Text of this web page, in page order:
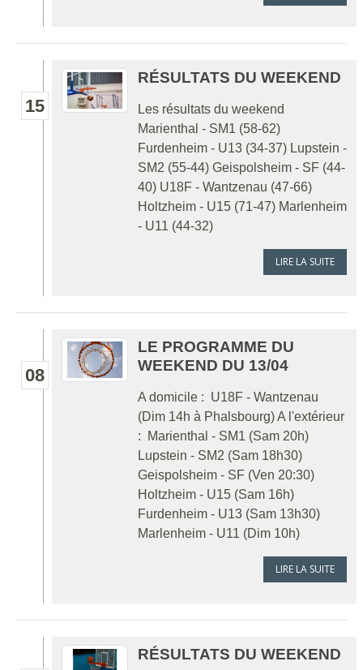
15
RÉSULTATS DU WEEKEND
Les résultats du weekend
Marienthal - SM1 (58-62)
Furdenheim - U13 (34-37) Lupstein -
SM2 (55-44) Geispolsheim - SF (44-
40) U18F - Wantzenau (47-66)
Holtzheim - U15 (71-47) Marlenheim
- U11 (44-32)
LIRE LA SUITE
08
LE PROGRAMME DU
WEEKEND DU 13/04
A domicile : U18F - Wantzenau
(Dim 14h à Phalsbourg) A l'extérieur
: Marienthal - SM1 (Sam 20h)
Lupstein - SM2 (Sam 18h30)
Geispolsheim - SF (Ven 20:30)
Holtzheim - U15 (Sam 16h)
Furdenheim - U13 (Sam 13h30)
Marlenheim - U11 (Dim 10h)
LIRE LA SUITE
RÉSULTATS DU WEEKEND